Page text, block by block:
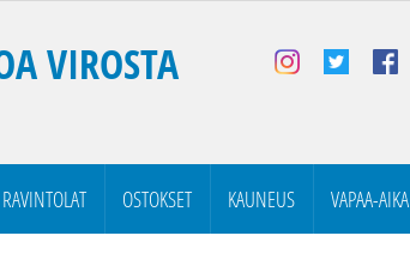
VIROSTA
RAVINTOLAT OSTOKSET KAUNEUS VAPAA-AIKA